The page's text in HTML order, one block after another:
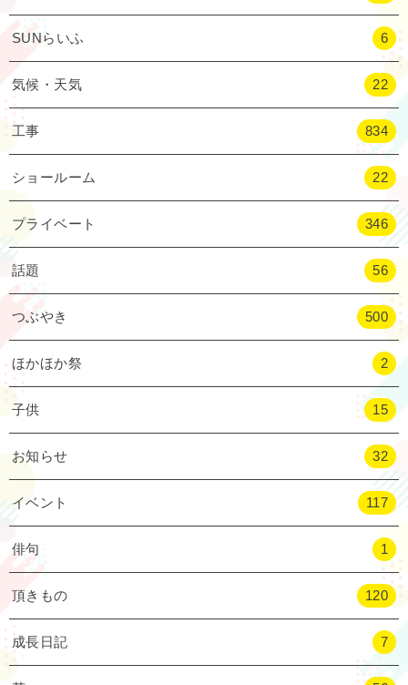
SUNらいふ 6
気候・天気 22
工事 834
ショールーム 22
プライベート 346
話題 56
つぶやき 500
ほかほか祭 2
子供 15
お知らせ 32
イベント 117
俳句 1
頂きもの 120
成長日記 7